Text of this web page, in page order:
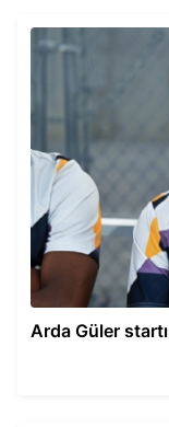
Arda Güler